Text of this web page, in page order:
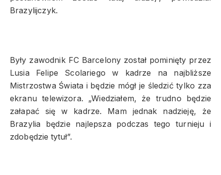
Brazylijczyk.
Były zawodnik FC Barcelony został pominięty przez
Lusia Felipe Scolariego w kadrze na najbliższe
Mistrzostwa Świata i będzie mógł je śledzić tylko zza
ekranu telewizora. „Wiedziałem, że trudno będzie
załapać się w kadrze. Mam jednak nadzieję, że
Brazylia będzie najlepsza podczas tego turnieju i
zdobędzie tytuł”.